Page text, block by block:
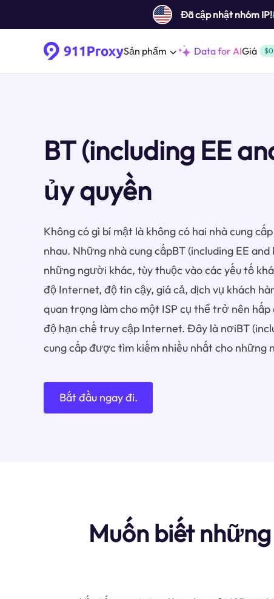
Đã cập nhật nhóm IP!
Sản phẩm Data for AIGiá
BT (including EE
ủy quyền
Không có gì bí mật là không có hai nhà cung
nhau. Những nhà cung cấpBT (including EE
những người khác, tùy thuộc vào các yếu tố
độ Internet, độ tin cậy, giá cả, dịch vụ khách
quan trọng làm cho một ISP cụ thể trở nên hấp
độ hạn chế truy cập Internet. Đây là nơiBT
cung cấp được tìm kiếm nhiều nhất cho những
Bắt đầu ngay đi.
Muốn biết